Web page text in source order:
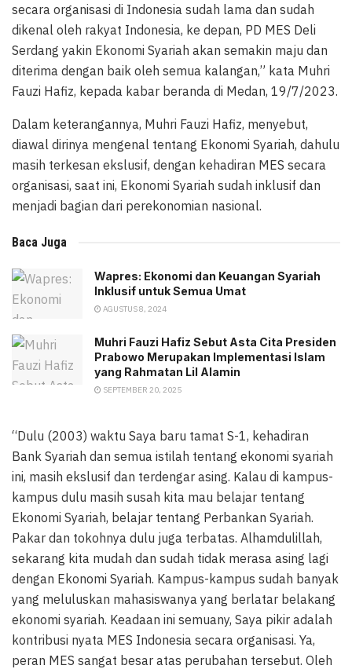
secara organisasi di Indonesia sudah lama dan sudah
dikenal oleh rakyat Indonesia, ke depan, PD MES Deli
Serdang yakin Ekonomi Syariah akan semakin maju dan
diterima dengan baik oleh semua kalangan,” kata Muhri
Fauzi Hafiz, kepada kabar beranda di Medan, 19/7/2023.
Dalam keterangannya, Muhri Fauzi Hafiz, menyebut,
diawal dirinya mengenal tentang Ekonomi Syariah, dahulu
masih terkesan ekslusif, dengan kehadiran MES secara
organisasi, saat ini, Ekonomi Syariah sudah inklusif dan
menjadi bagian dari perekonomian nasional.
Baca Juga
Wapres: Ekonomi dan Keuangan Syariah
Inklusif untuk Semua Umat
AGUSTUS 8, 2024
Muhri Fauzi Hafiz Sebut Asta Cita Presiden
Prabowo Merupakan Implementasi Islam
yang Rahmatan Lil Alamin
SEPTEMBER 20, 2025
“Dulu (2003) waktu Saya baru tamat S-1, kehadiran
Bank Syariah dan semua istilah tentang ekonomi syariah
ini, masih ekslusif dan terdengar asing. Kalau di kampus-
kampus dulu masih susah kita mau belajar tentang
Ekonomi Syariah, belajar tentang Perbankan Syariah.
Pakar dan tokohnya dulu juga terbatas. Alhamdulillah,
sekarang kita mudah dan sudah tidak merasa asing lagi
dengan Ekonomi Syariah. Kampus-kampus sudah banyak
yang meluluskan mahasiswanya yang berlatar belakang
ekonomi syariah. Keadaan ini semuany, Saya pikir adalah
kontribusi nyata MES Indonesia secara organisasi. Ya,
peran MES sangat besar atas perubahan tersebut. Oleh